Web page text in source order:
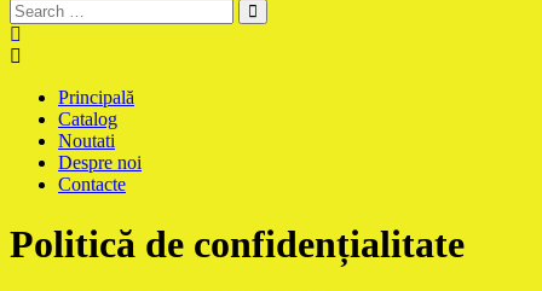
Principală
Catalog
Noutati
Despre noi
Contacte
Politică de confidențialitate